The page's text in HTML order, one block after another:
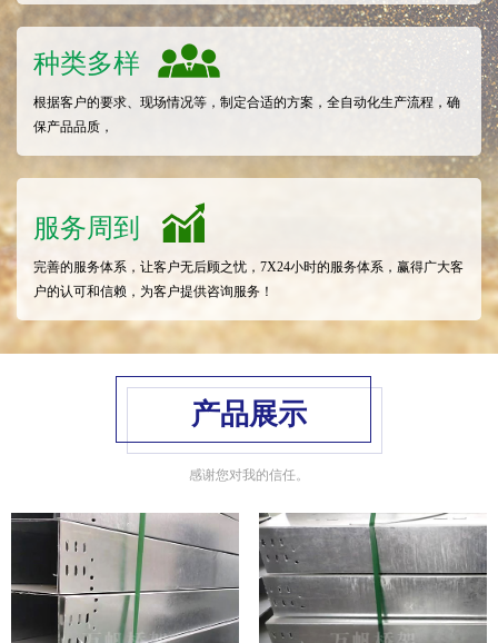
种类多样
根据客户的要求、现场情况等，制定合适的方案，全自动化生产流程，确
保产品品质，
服务周到
完善的服务体系，让客户无后顾之忧，7X24小时的服务体系，赢得广大客
户的认可和信赖，为客户提供咨询服务！
产品展示
感谢您对我的信任。